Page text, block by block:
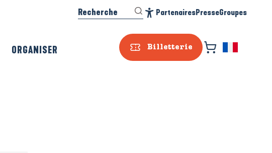
Billetterie
Recherche PartenairesPresseGroupes
ORGANISER